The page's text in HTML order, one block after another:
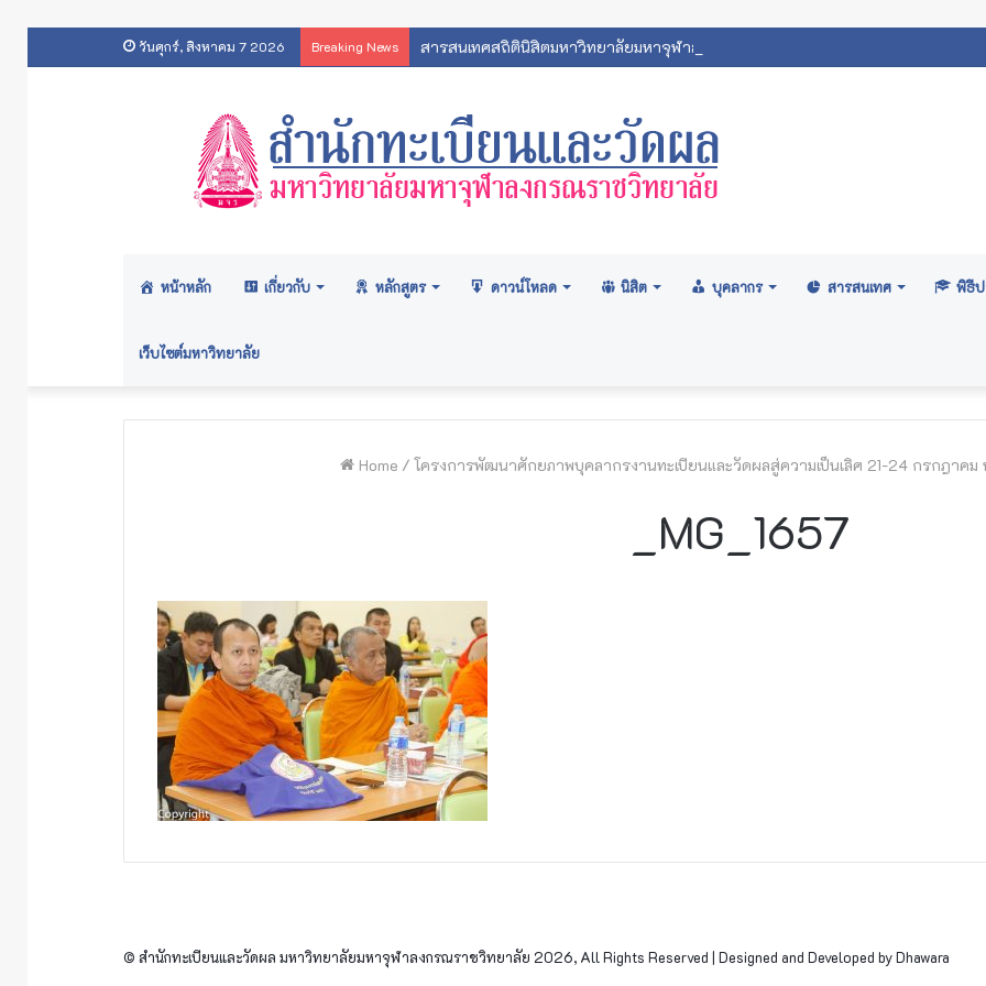
วันศุกร์, สิงหาคม 7 2026 Breaking News สารสนเทศสถิตินิสิตมหาวิทยาลัยมหาจุฬาลงกรณราชวิทยาลัย 2569
หน้าหลัก เกี่ยวกับ หลักสูตร ดาวน์โหลด นิสิต บุคลากร สารสนเทศ พิธี
เว็บไซต์มหาวิทยาลัย
Home / โครงการพัฒนาศักยภาพบุคลากรงานทะเบียนและวัดผลสู่ความเป็นเลิศ 21-24 กรกฎาคม
_MG_1657
© สำนักทะเบียนและวัดผล มหาวิทยาลัยมหาจุฬาลงกรณราชวิทยาลัย 2026, All Rights Reserved | Designed and Developed by Dhawara